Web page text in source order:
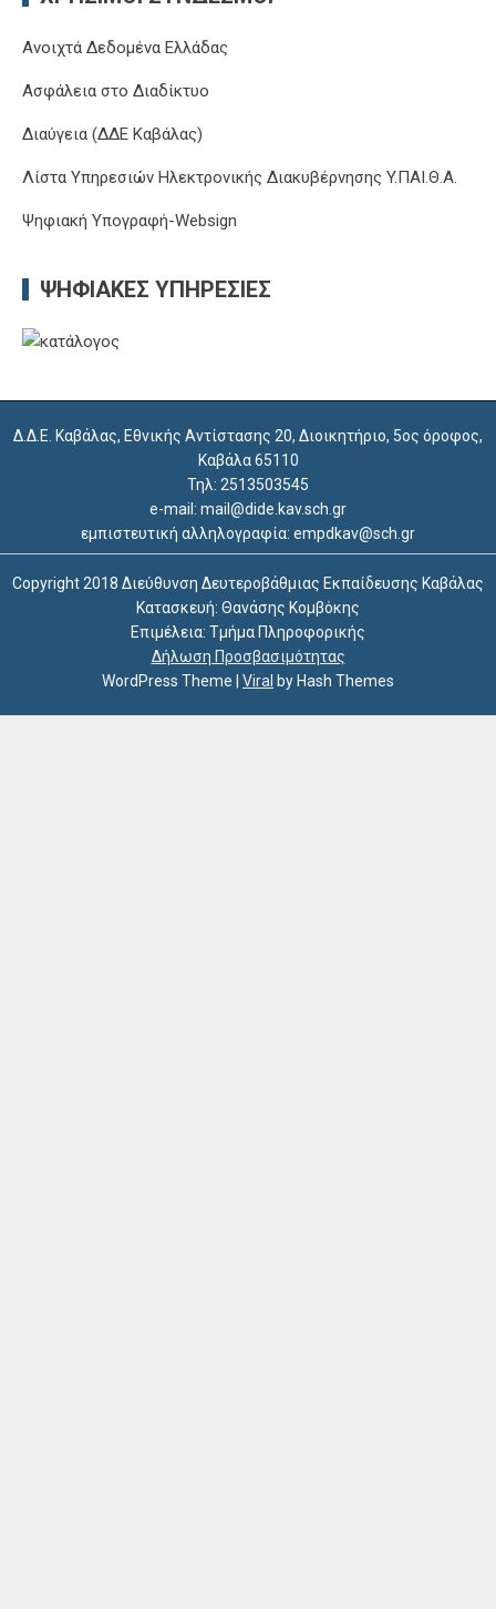
Ανοιχτά Δεδομένα Ελλάδας
Ασφάλεια στο Διαδίκτυο
Διαύγεια (ΔΔΕ Καβάλας)
Λίστα Υπηρεσιών Ηλεκτρονικής Διακυβέρνησης Y.ΠΑΙ.Θ.Α.
Ψηφιακή Υπογραφή-Websign
ΨΗΦΙΑΚΈΣ ΥΠΗΡΕΣΊΕΣ
Δ.Δ.Ε. Καβάλας, Εθνικής Αντίστασης 20, Διοικητήριο, 5ος όροφος,
Καβάλα 65110
Τηλ: 2513503545
e-mail: mail@dide.kav.sch.gr
εμπιστευτική αλληλογραφία: empdkav@sch.gr
Copyright 2018 Διεύθυνση Δευτεροβάθμιας Εκπαίδευσης Καβάλας
Κατασκευή: Θανάσης Κομβόκης
Επιμέλεια: Τμήμα Πληροφορικής
Δήλωση Προσβασιμότητας
WordPress Theme
Viral by Hash Themes